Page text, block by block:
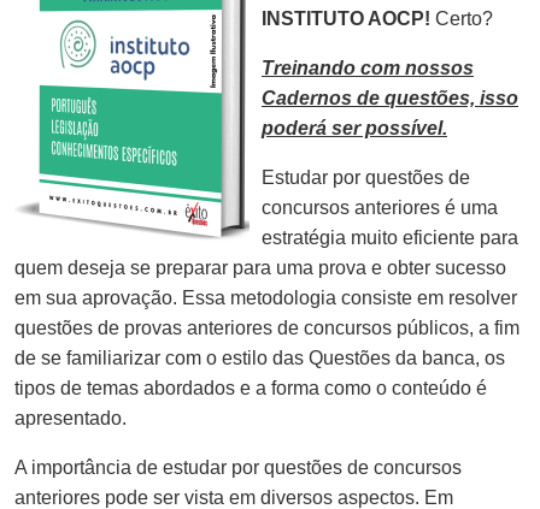
INSTITUTO AOCP! Certo?
Treinando com nossos
Cadernos de questões, isso
poderá ser possível.
Estudar por questões de
concursos anteriores é uma
estratégia muito eficiente para
quem deseja se preparar para uma prova e obter sucesso
em sua aprovação. Essa metodologia consiste em resolver
questões de provas anteriores de concursos públicos, a fim
de se familiarizar com o estilo das Questões da banca, os
tipos de temas abordados e a forma como o conteúdo é
apresentado.
A importância de estudar por questões de concursos
anteriores pode ser vista em diversos aspectos. Em